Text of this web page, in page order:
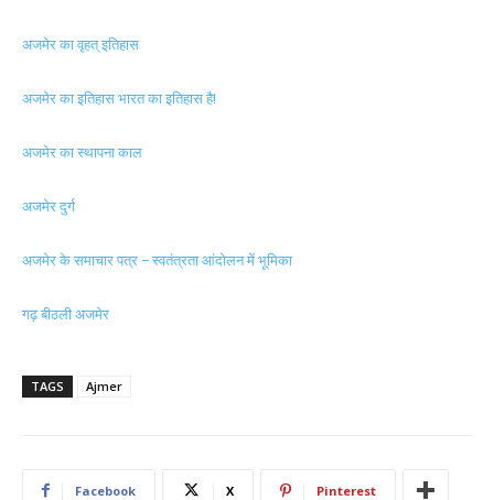
अजमेर का वृहत् इतिहास
अजमेर का इतिहास भारत का इतिहास है!
अजमेर का स्थापना काल
अजमेर दुर्ग
अजमेर के समाचार पत्र – स्वतंत्रता आंदोलन में भूमिका
गढ़ बीठली अजमेर
TAGS Ajmer
Facebook X Pinterest